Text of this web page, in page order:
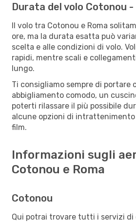
Durata del volo Cotonou -
Il volo tra Cotonou e Roma
ore, ma la durata esatta può
scelta e alle condizioni di volo.
rapidi, mentre scali e
lungo.
Ti consigliamo sempre di portare
abbigliamento comodo, un
poterti rilassare il più possibile
alcune opzioni di
film.
Informazioni sugli
Cotonou e Roma
Cotonou
Qui potrai trovare tutti i servizi di